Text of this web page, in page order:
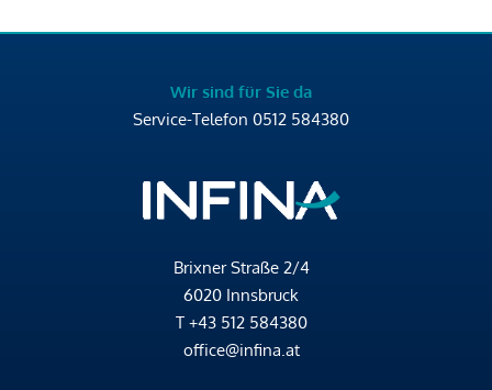
Wir sind für Sie da
Service-Telefon 0512 584380
Brixner Straße 2/4
6020 Innsbruck
T +43 512 584380
office@infina.at